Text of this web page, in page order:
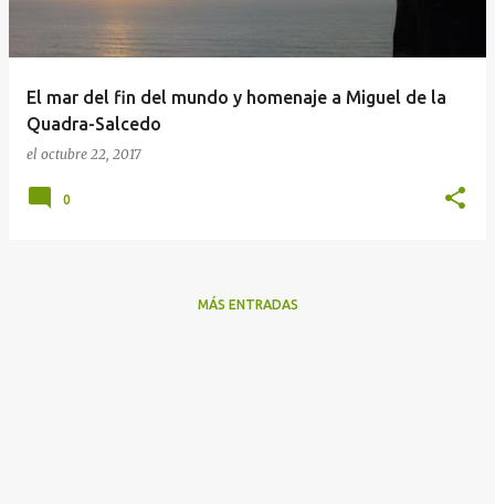
El mar del fin del mundo y homenaje a Miguel de la
Quadra-Salcedo
el octubre 22, 2017
0
MÁS ENTRADAS